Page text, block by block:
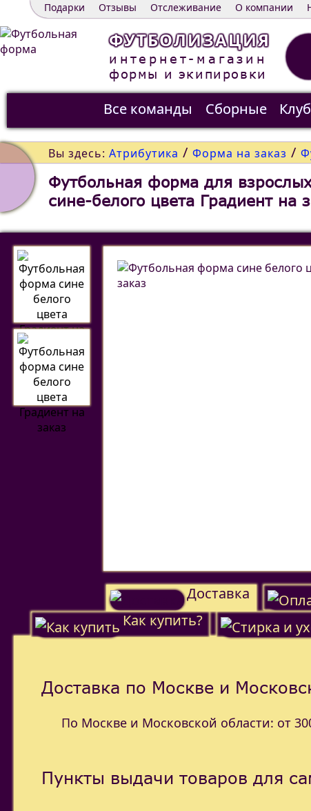
О компании
Отслеживание
Отзывы
Подарки
ФУТБОЛИЗАЦИЯ
интернет-магазин
формы и экипировки
Все команды Сборные
Распродажа
Контакты
Вы здесь: Атрибутика / Форма на заказ /
Футбольная форма для
сине-белого цвета Градиент на
Доставка
Как купить?
Доставка по Москве и
По Москве и Московской области: от
Пункты выдачи товаров для